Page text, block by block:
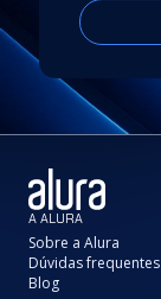
A ALURA
Sobre a Alura
Dúvidas frequentes
Blog